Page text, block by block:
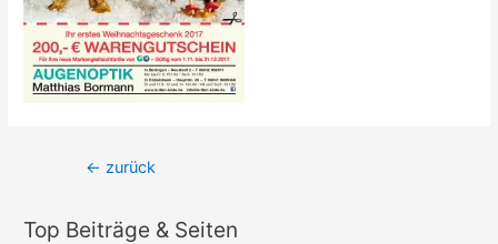
Beitrags-
← zurück
Top Beiträge & Seiten